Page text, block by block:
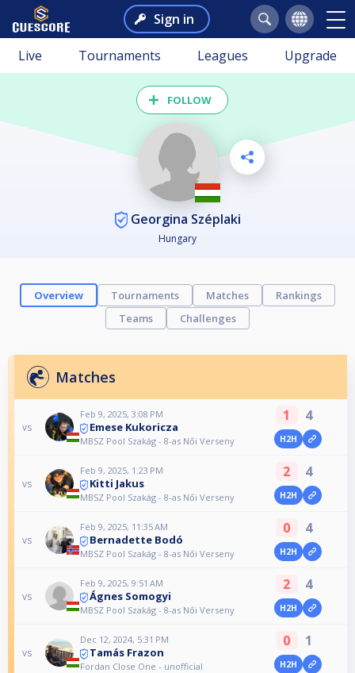
Sign in
Live Tournaments Leagues Upgrade
FOLLOW
Georgina Széplaki
Hungary
Overview Tournaments Matches
Rankings
Teams
Challenges
Matches
vs
Feb 9, 2025, 3:08 PM
Emese Kukoricza
MBSZ Pool Szakág - 8-as Női Verseny
1 4
H2H
vs
Feb 9, 2025, 1:23 PM
Kitti Jakus
MBSZ Pool Szakág - 8-as Női Verseny
2 4
H2H
vs
Feb 9, 2025, 11:35 AM
Bernadette Bodó
MBSZ Pool Szakág - 8-as Női Verseny
0 4
H2H
vs
Feb 9, 2025, 9:51 AM
Ágnes Somogyi
MBSZ Pool Szakág - 8-as Női Verseny
2 4
H2H
vs
Dec 12, 2024, 5:31 PM
Tamás Frazon
Fordan Close One - unofficial
0 1
H2H